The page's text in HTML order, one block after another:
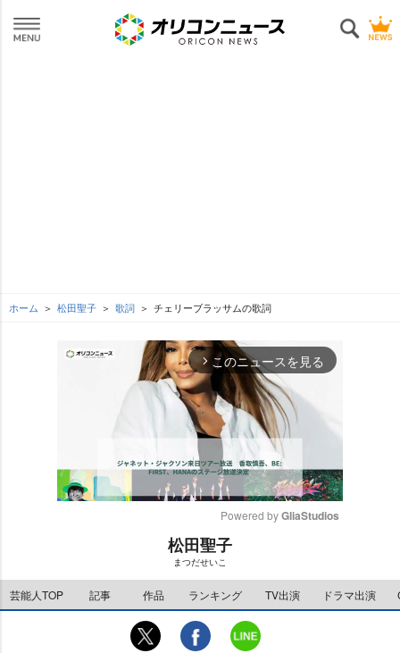
ホーム 松田聖子 歌詞 チェリーブラッサムの歌詞
arrow_forward_ios このニュースを見る
e
Powered by GliaStudios
松田聖子
まつだせいこ
芸能人TOP 記事 作品 ランキング TV出演 ドラマ出演